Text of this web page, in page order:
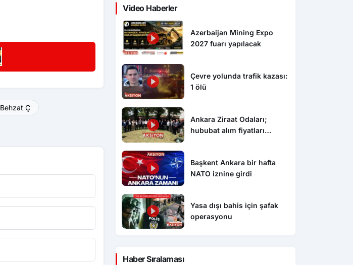
Behzat Ç
Video Haberler
Azerbaijan Mining Expo
2027 fuarı yapılacak
Çevre yolunda trafik kazası:
1 ölü
Ankara Ziraat Odaları;
hububat alım fiyatları
Başkent Ankara bir hafta
NATO iznine girdi
Yasa dışı bahis için şafak
operasyonu
Haber Sıralaması